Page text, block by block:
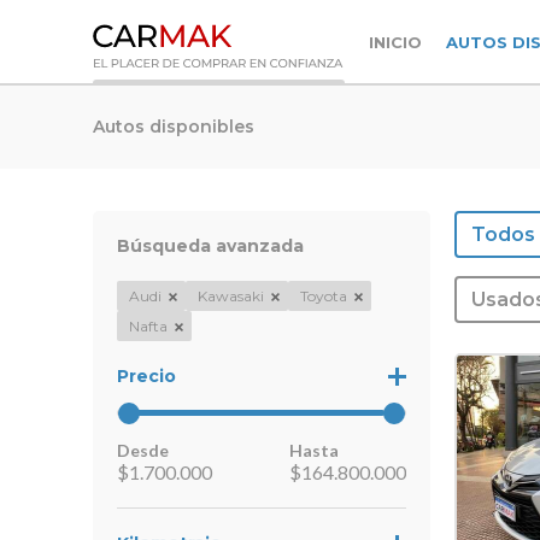
INICIO AUTOS
Autos disponibles
Búsqueda avanzada
Audi Kawasaki
Toyota
Nafta
Precio
Desde
$1.700.000
Hasta
$164.800.000
Todos